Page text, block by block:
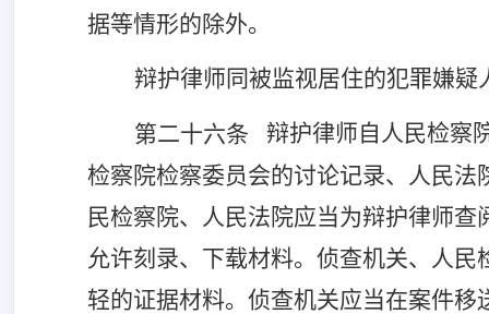
据等情形的除外。
辩护律师同被监视居住的犯罪嫌
第二十六条
辩护律师自人民检察
检察院检察委员会的讨论记录、人民
民检察院、人民法院应当为辩护律师
允许刻录、下载材料。侦查机关、人
轻的证据材料。侦查机关应当在案件